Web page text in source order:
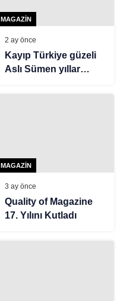
MAGAZIN
2 ay önce
Kayıp Türkiye güzeli
Aslı Sümen yıllar
MAGAZIN
3 ay önce
Quality of Magazine
17. Yılını Kutladı